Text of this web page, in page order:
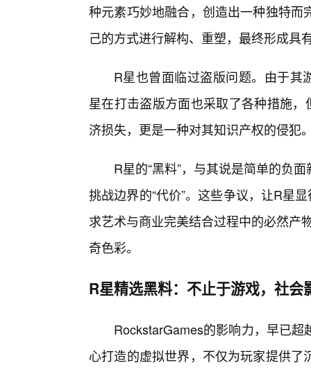
种元素巧妙地融合，创造出一种独特
己的方式进行解构、重塑，最终形成具
R星也曾面临过盗版问题。由于其
星在打击盗版方面也采取了各种措施
济损失，更是一种对其知识产权的侵犯
R星的“黑料”，与其说是简单的负
挑战边界的“代价”。这些争议，让R星
求艺术与商业完美结合过程中的必然产
奇色彩。
R星精选黑料：不止于游戏，社会
RockstarGames的影响力，早已
心打造的虚拟世界，不仅为玩家提供